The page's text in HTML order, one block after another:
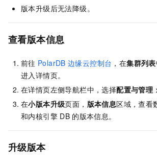
版本升级后无法降级。
查看版本信息
前往 PolarDB 边缘云控制台 ， 在集群列表
进入详情页。
在详情页左侧导航栏中，选择配置与管理
在小版本升级页面， 版本信息区域，查看
和内核引擎 DB 的版本信息。
升级版本